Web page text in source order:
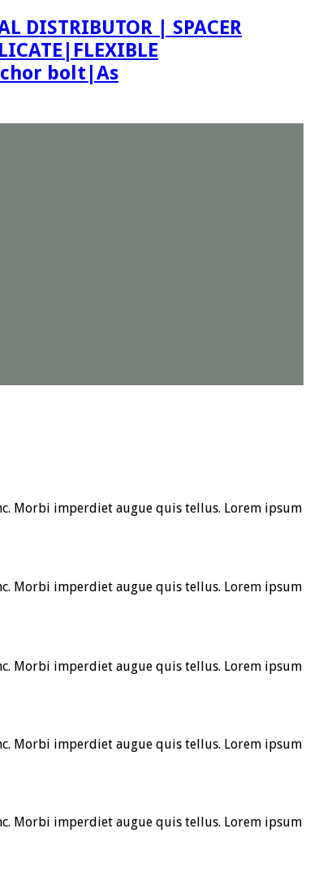
DISTRIBUTOR | SPACER
bolt|As
Morbi imperdiet augue quis tellus. Lorem ipsum
Morbi imperdiet augue quis tellus. Lorem ipsum
Morbi imperdiet augue quis tellus. Lorem ipsum
Morbi imperdiet augue quis tellus. Lorem ipsum
Morbi imperdiet augue quis tellus. Lorem ipsum